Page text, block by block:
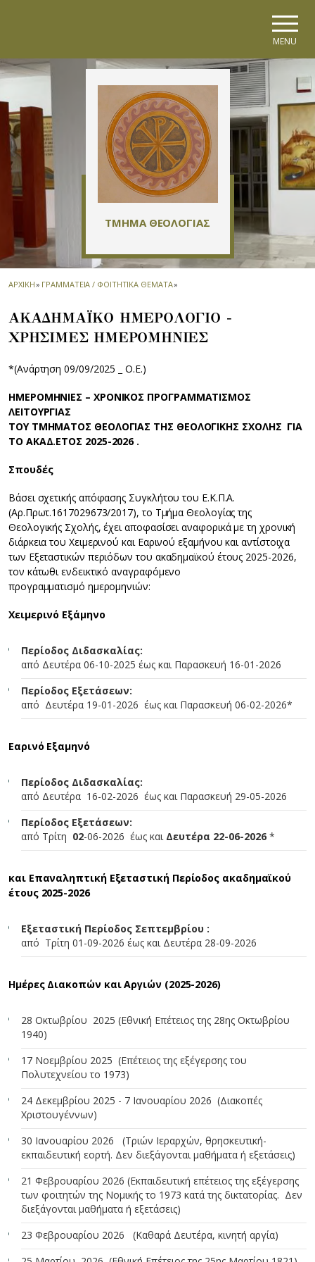
MENU
ΤΜΗΜΑ ΘΕΟΛΟΓΙΑΣ
ΑΡΧΙΚΗ» ΓΡΑΜΜΑΤΕΙΑ / ΦΟΙΤΗΤΙΚΑ ΘΕΜΑΤΑ»
ΑΚΑΔΗΜΑΪΚΟ ΗΜΕΡΟΛΟΓΙΟ -
ΧΡΗΣΙΜΕΣ ΗΜΕΡΟΜΗΝΙΕΣ
*(Aνάρτηση 09/09/2025 _ Ο.Ε.)
ΗΜΕΡΟΜΗΝΙΕΣ – ΧΡΟΝΙΚΟΣ ΠΡΟΓΡΑΜΜΑΤΙΣΜΟΣ
ΛΕΙΤΟΥΡΓΙΑΣ
ΤΟΥ ΤΜΗΜΑΤΟΣ ΘΕΟΛΟΓΙΑΣ ΤΗΣ ΘΕΟΛΟΓΙΚΗΣ ΣΧΟΛΗΣ ΓΙΑ
ΤΟ ΑΚΑΔ.ΕΤΟΣ 2025-2026 .
Σπουδές
Βάσει σχετικής απόφασης Συγκλήτου του Ε.Κ.Π.Α.
(Αρ.Πρωτ.1617029673/2017), το Τμήμα Θεολογίας της
Θεολογικής Σχολής, έχει αποφασίσει αναφορικά με τη χρονική
διάρκεια του Χειμερινού και Εαρινού εξαμήνου και αντίστοιχα
των Εξεταστικών περιόδων του ακαδημαϊκού έτους 2025-2026,
τον κάτωθι ενδεικτικό αναγραφόμενο
προγραμματισμό ημερομηνιών:
Χειμερινό Εξάμηνο
Περίοδος Διδασκαλίας:
από Δευτέρα 06-10-2025 έως και Παρασκευή 16-01-2026
Περίοδος Εξετάσεων:
από Δευτέρα 19-01-2026 έως και Παρασκευή 06-02-2026*
Εαρινό Εξαμηνό
Περίοδος Διδασκαλίας:
από Δευτέρα 16-02-2026 έως και Παρασκευή 29-05-2026
Περίοδος Εξετάσεων:
από Τρίτη 02-06-2026 έως και Δευτέρα 22-06-2026 *
και Επαναληπτική Εξεταστική Περίοδος ακαδημαϊκού
έτους 2025-2026
Εξεταστική Περίοδος Σεπτεμβρίου :
από Τρίτη 01-09-2026 έως και Δευτέρα 28-09-2026
Ημέρες Διακοπών και Αργιών (2025-2026)
28 Οκτωβρίου 2025 (Εθνική Επέτειος της 28ης Οκτωβρίου
1940)
17 Νοεμβρίου 2025 (Επέτειος της εξέγερσης του
Πολυτεχνείου το 1973)
24 Δεκεμβρίου 2025 - 7 Ιανουαρίου 2026 (Διακοπές
Χριστουγέννων)
30 Ιανουαρίου 2026 (Τριών Ιεραρχών, θρησκευτική-
εκπαιδευτική εορτή. Δεν διεξάγονται μαθήματα ή εξετάσεις)
21 Φεβρουαρίου 2026 (Εκπαιδευτική επέτειος της εξέγερσης
των φοιτητών της Νομικής το 1973 κατά της δικτατορίας. Δεν
διεξάγονται μαθήματα ή εξετάσεις)
23 Φεβρουαρίου 2026 (Καθαρά Δευτέρα, κινητή αργία)